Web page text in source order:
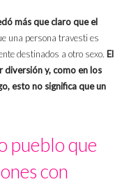
más que claro que el
una persona travesti es
destinados a otro sexo. El
y, como en los
esto no significa que un
pueblo que
con